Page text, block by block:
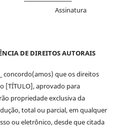
DE DIREITOS AUTORAIS
concordo(amos) que os direitos
[TÍTULO], aprovado para
propriedade exclusiva da
total ou parcial, em qualquer
ou eletrônico, desde que citada